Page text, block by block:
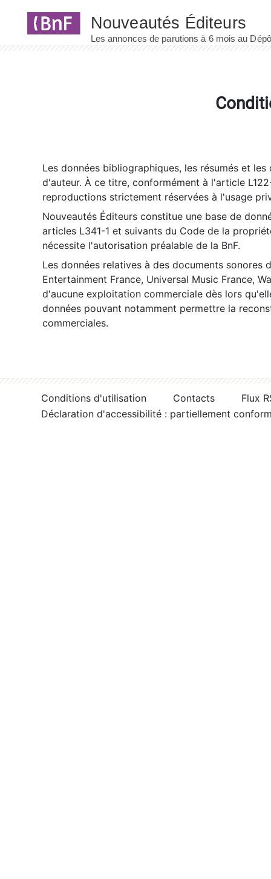
Les données bibliographiques, les résumés et
d'auteur. À ce titre, conformément à l'article
reproductions strictement réservées à l'usage
Nouveautés Éditeurs constitue une base de
articles L341-1 et suivants du Code de la
nécessite l'autorisation préalable de la BnF.
Les données relatives à des documents sonores
Entertainment France, Universal Music France,
d'aucune exploitation commerciale dès lors
données pouvant notamment permettre la
commerciales.
Conditions d'utilisation Contacts
Flux
Déclaration d'accessibilité : partiellement